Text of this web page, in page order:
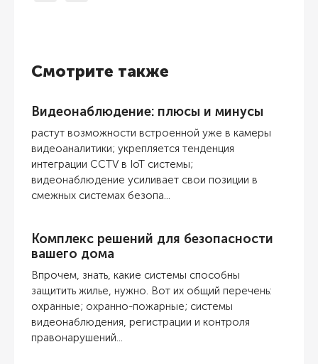
Смотрите также
Видеонаблюдение: плюсы и минусы
растут возможности встроенной уже в камеры
видеоаналитики; укрепляется тенденция
интеграции CCTV в IoT системы;
видеонаблюдение усиливает свои позиции в
смежных системах безопа...
Комплекс решений для безопасности
вашего дома
Впрочем, знать, какие системы способны
защитить жилье, нужно. Вот их общий перечень:
охранные; охранно-пожарные; системы
видеонаблюдения, регистрации и контроля
правонарушений...